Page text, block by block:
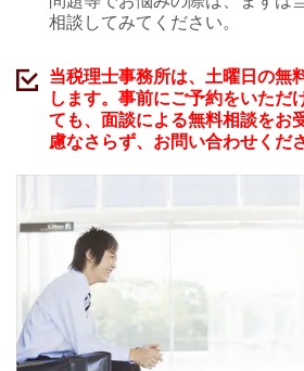
相談してみてください。
当税理士事務所は、土曜日の無
します。事前にご予約をいただ
ても、面談による無料相談をお
慮なさらず、お問い合わせくだ